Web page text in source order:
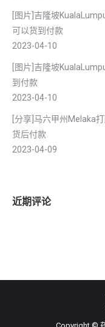
[图片]吉隆坡
可以货到付款
2023-04-10
[图片]吉隆坡
到付款
2023-04-10
[分享]马六甲州Melaka
货后付款
2023-04-09
近期评论